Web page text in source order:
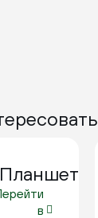
Планшеты
в